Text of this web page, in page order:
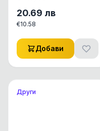
чувствителни
стомаси, 1.5 кг
20.69 лв
€10.58
Добави
Други